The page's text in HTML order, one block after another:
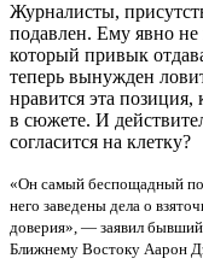
Журналисты,
подавлен. Ему явно не
который привык
теперь вынужден
нравится эта
в сюжете. И
согласится на клетку?
«Он самый беспощадный
него заведены дела о
доверия», — заявил
Ближнему Востоку Аарон